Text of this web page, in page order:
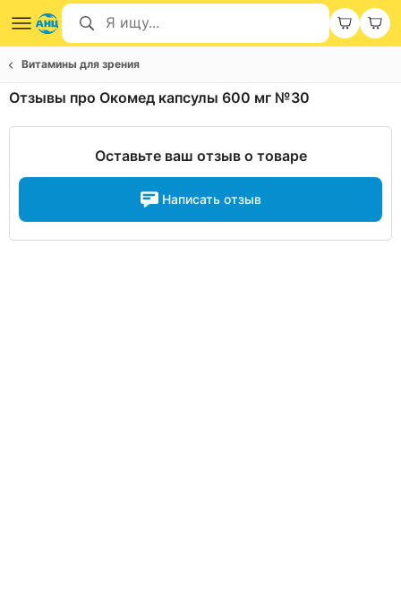
Витамины для зрения
Отзывы про Окомед капсулы 600 мг №30
Оставьте ваш отзыв о товаре
Написать отзыв